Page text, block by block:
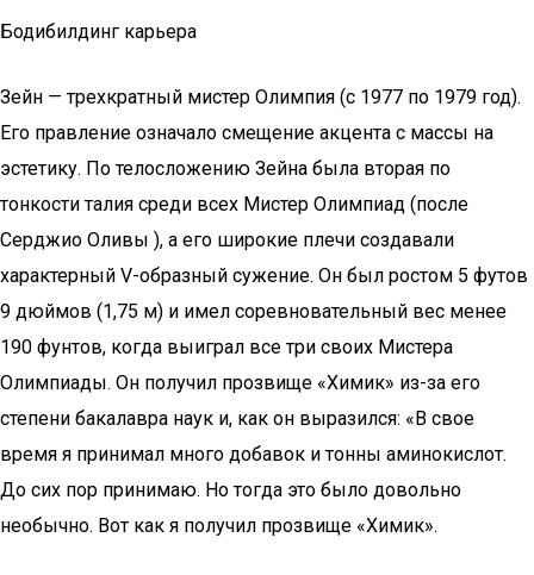
Бодибилдинг карьера
Зейн — трехкратный мистер Олимпия (с 1977 по 1979 год).
Его правление означало смещение акцента с массы на
эстетику. По телосложению Зейна была вторая по
тонкости талия среди всех Мистер Олимпиад (после
Серджио Оливы ), а его широкие плечи создавали
характерный V-образный сужение. Он был ростом 5 футов
9 дюймов (1,75 м) и имел соревновательный вес менее
190 фунтов, когда выиграл все три своих Мистера
Олимпиады. Он получил прозвище «Химик» из-за его
степени бакалавра наук и, как он выразился: «В свое
время я принимал много добавок и тонны аминокислот.
До сих пор принимаю. Но тогда это было довольно
необычно. Вот как я получил прозвище «Химик».